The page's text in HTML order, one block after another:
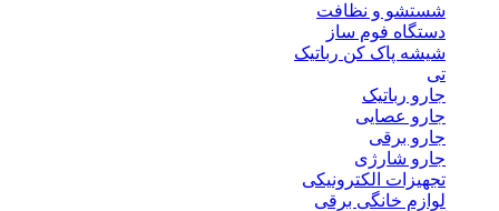
شستشو و نظافت
دستگاه فوم ساز
شیشه پاک کن رباتیک
تی
جارو رباتیک
جارو عصایی
جارو برقی
جارو شارژی
تجهیزات الکترونیکی
لوازم خانگی برقی